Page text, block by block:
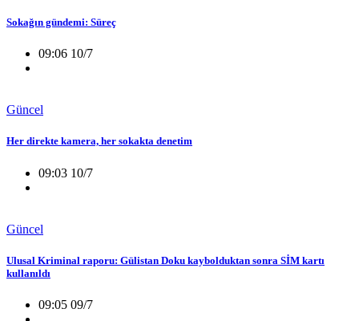
Sokağın gündemi: Süreç
09:06 10/7
Güncel
Her direkte kamera, her sokakta denetim
09:03 10/7
Güncel
Ulusal Kriminal raporu: Gülistan Doku kaybolduktan sonra SİM kartı
kullanıldı
09:05 09/7